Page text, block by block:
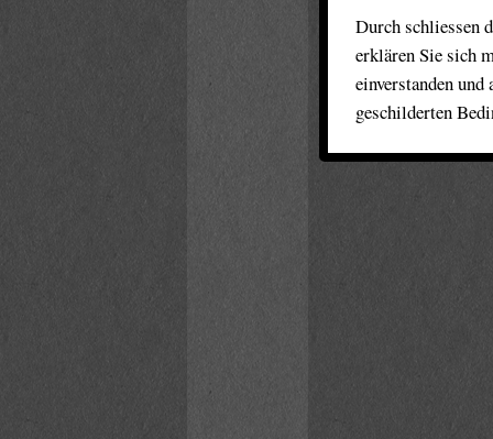
Durch schliessen
erklären Sie sich
einverstanden
geschilderten